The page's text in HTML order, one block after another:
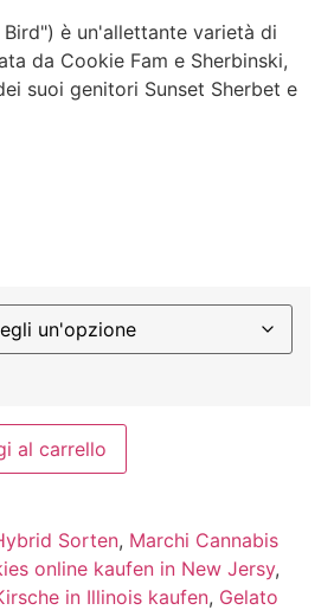
è un'allettante varietà di
da Cookie Fam e Sherbinski,
suoi genitori Sunset Sherbet e
al carrello
Sorten, Marchi Cannabis
online kaufen in New Jersy,
in Illinois kaufen, Gelato